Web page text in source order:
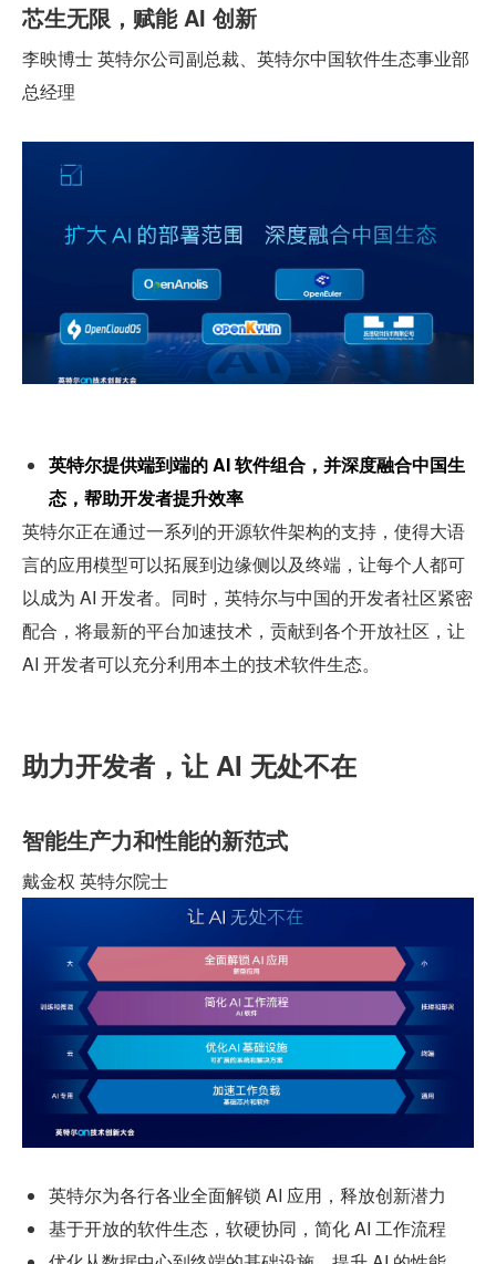
芯生无限，赋能 AI 创新
李映博士 英特尔公司副总裁、英特尔中国软件生态事业部
总经理
英特尔提供端到端的 AI 软件组合，并深度融合中国生
态，帮助开发者提升效率
英特尔正在通过一系列的开源软件架构的支持，使得大语
言的应用模型可以拓展到边缘侧以及终端，让每个人都可
以成为 AI 开发者。同时，英特尔与中国的开发者社区紧密
配合，将最新的平台加速技术，贡献到各个开放社区，让
AI 开发者可以充分利用本土的技术软件生态。
助力开发者，让 AI 无处不在
智能生产力和性能的新范式
戴金权 英特尔院士
英特尔为各行各业全面解锁 AI 应用，释放创新潜力
基于开放的软件生态，软硬协同，简化 AI 工作流程